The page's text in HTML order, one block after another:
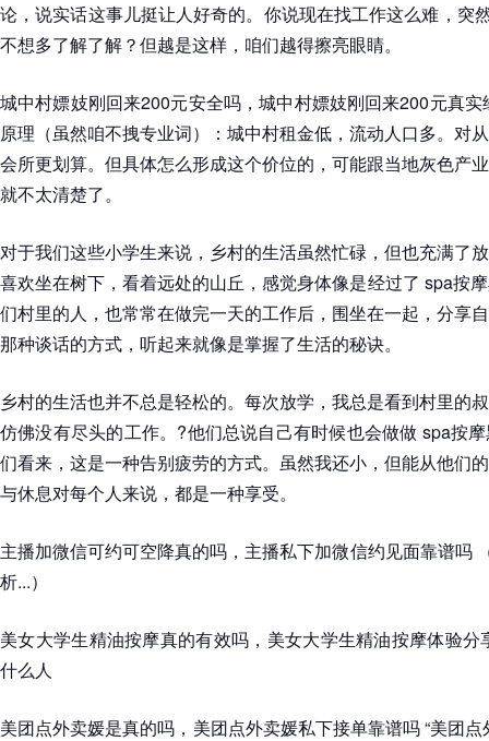
论，说实话这事儿挺让人好奇的。你说现在找工作这么难，突
不想多了解了解？但越是这样，咱们越得擦亮眼睛。
城中村嫖妓刚回来200元安全吗，城中村嫖妓刚回来200元真
原理（虽然咱不拽专业词）：城中村租金低，流动人口多。对
会所更划算。但具体怎么形成这个价位的，可能跟当地灰色产
就不太清楚了。
对于我们这些小学生来说，乡村的生活虽然忙碌，但也充满了
喜欢坐在树下，看着远处的山丘，感觉身体像是经过了 spa按
们村里的人，也常常在做完一天的工作后，围坐在一起，分享
那种谈话的方式，听起来就像是掌握了生活的秘诀。
乡村的生活也并不总是轻松的。每次放学，我总是看到村里的
仿佛没有尽头的工作。?他们总说自己有时候也会做做 spa按
们看来，这是一种告别疲劳的方式。虽然我还小，但能从他们
与休息对每个人来说，都是一种享受。
主播加微信可约可空降真的吗，主播私下加微信约见面靠谱吗
析...）
美女大学生精油按摩真的有效吗，美女大学生精油按摩体验
什么人
美团点外卖媛是真的吗，美团点外卖媛私下接单靠谱吗 “美团